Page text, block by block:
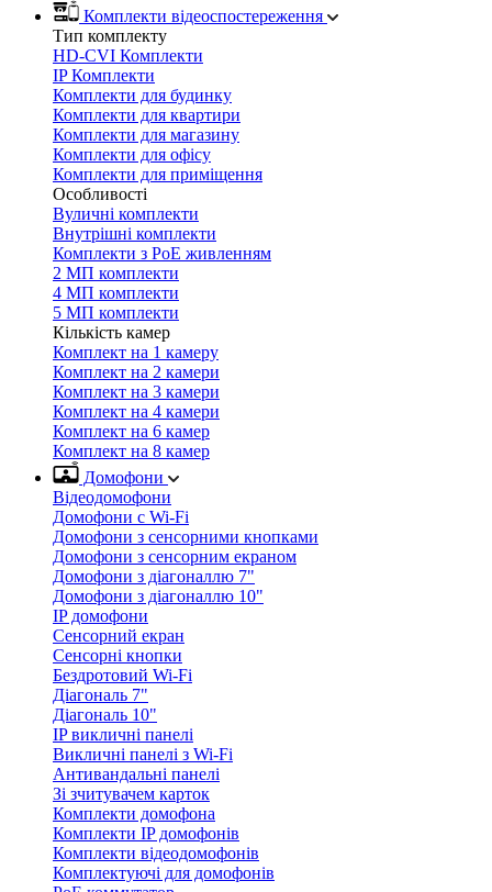
Комплекти відеоспостереження
Тип комплекту
HD-CVI Комплекти
IP Комплекти
Комплекти для будинку
Комплекти для квартири
Комплекти для магазину
Комплекти для офісу
Комплекти для приміщення
Особливості
Вуличні комплекти
Внутрішні комплекти
Комплекти з PoE живленням
2 МП комплекти
4 МП комплекти
5 МП комплекти
Кількість камер
Комплект на 1 камеру
Комплект на 2 камери
Комплект на 3 камери
Комплект на 4 камери
Комплект на 6 камер
Комплект на 8 камер
Домофони
Відеодомофони
Домофони с Wi-Fi
Домофони з сенсорними кнопками
Домофони з сенсорним екраном
Домофони з діагоналлю 7"
Домофони з діагоналлю 10"
IP домофони
Сенсорний екран
Сенсорні кнопки
Бездротовий Wi-Fi
Діагональ 7"
Діагональ 10"
IP викличні панелі
Викличні панелі з Wi-Fi
Антивандальні панелі
Зі зчитувачем карток
Комплекти домофона
Комплекти IP домофонів
Комплекти відеодомофонів
Комплектуючі для домофонів